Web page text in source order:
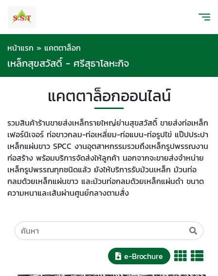
หน้าแรก » แคตตาล็อก
เหล็กสุขสวัสดิ์ - ศรีสุธาโลหะกิจ
แคตตาล็อกออนไลน์
รวมสินค้าร้านขายส่งเหล็กรายใหญ่ย่านสุขสวัสดิ์ ขายส่งท่อเหล็ก
เฟอร์นิเจอร์ ท่อขาวกลม-ท่อเหลี่ยม-ท่อแบน-ท่อรูปไข่ แป๊ปประปา
เหล็กแผ่นขาว SPCC งานอุตสาหกรรมรวมถึงเหล็กรูปพรรณงาน
ก่อสร้าง พร้อมบริการจัดส่งให้ลูกค้า นอกจากจะขายส่งจำหน่าย
เหล็กรูปพรรณทุกชนิดแล้ว ยังให้บริการรับม้วนเหล็ก ม้วนท่อ
กลมด้วยเหล็กแผ่นขาว และม้วนท่อกลมด้วยเหล็กแผ่นดำ ขนาด
ความหนาและเส้นผ่านศูนย์กลางตามสั่ง
e-Brochure